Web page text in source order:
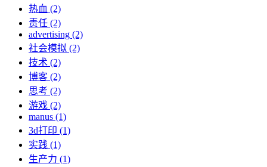
热血 (2)
责任 (2)
advertising (2)
社会模拟 (2)
技术 (2)
博客 (2)
思考 (2)
游戏 (2)
manus (1)
3d打印 (1)
实践 (1)
生产力 (1)